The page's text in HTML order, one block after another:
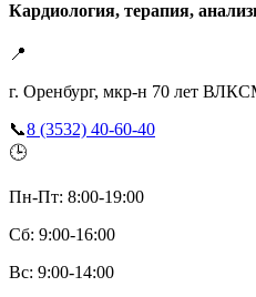
Кардиология, терапия,
📍
г. Оренбург, мкр-н 70 лет
📞8 (3532) 40-60-40
🕒
Пн-Пт: 8:00-19:00
Сб: 9:00-16:00
Вс: 9:00-14:00